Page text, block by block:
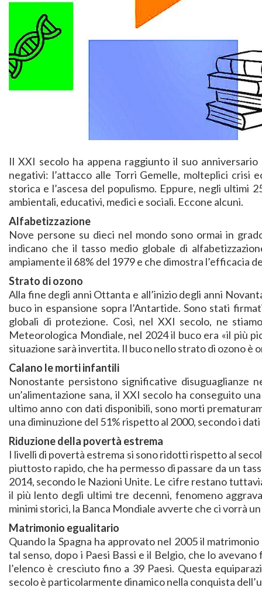
Il XXI secolo ha appena raggiunto il suo
negativi: l’attacco alle Torri Gemelle, molteplici crisi
storica e l’ascesa del populismo. Eppure, negli ultimi
ambientali, educativi, medici e sociali. Eccone alcuni.
Alfabetizzazione
Nove persone su dieci nel mondo sono ormai in
indicano che il tasso medio globale di
ampiamente il 68% del 1979 e che dimostra l’efficacia
Strato di ozono
Alla fine degli anni Ottanta e all’inizio degli anni
buco in espansione sopra l’Antartide. Sono stati
globali di protezione. Così, nel XXI secolo, ne
Meteorologica Mondiale, nel 2024 il buco era «il più
situazione sarà invertita. Il buco nello strato di ozono è
Calano le morti infantili
Nonostante persistono significative disuguaglianze
un’alimentazione sana, il XXI secolo ha conseguito
ultimo anno con dati disponibili, sono morti
una diminuzione del 51% rispetto al 2000, secondo i
Riduzione della povertà estrema
I livelli di povertà estrema si sono ridotti rispetto al
piuttosto rapido, che ha permesso di passare da un
2014, secondo le Nazioni Unite. Le cifre restano
il più lento degli ultimi tre decenni, fenomeno
minimi storici, la Banca Mondiale avverte che ci vorrà
Matrimonio egualitario
Quando la Spagna ha approvato nel 2005 il
tal senso, dopo i Paesi Bassi e il Belgio, che lo
l’elenco è cresciuto fino a 39 Paesi. Questa
secolo è particolarmente dinamico nella conquista